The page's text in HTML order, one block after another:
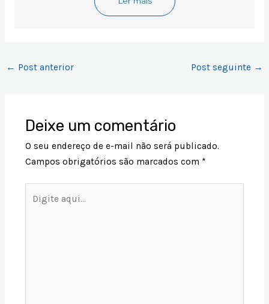
← Post anterior Post seguinte →
Deixe um comentário
O seu endereço de e-mail não será publicado.
Campos obrigatórios são marcados com *
aqui...